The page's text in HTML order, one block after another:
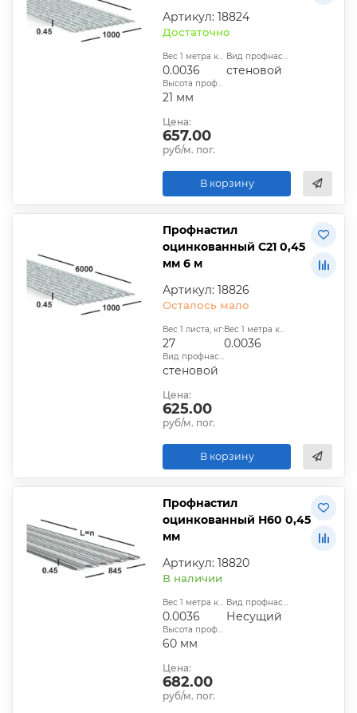
Артикул: 18824
Достаточно
Вес 1 метра квадратного, т:
0.0036
Вид профнастила:
стеновой
Высота профиля:
21 мм
Цена:
657.00
руб/м. пог.
В корзину
Профнастил
оцинкованный С21 0,45
мм 6 м
Артикул: 18826
Осталось мало
Вес 1 листа, кг:
27
Вес 1 метра квадратного, т:
0.0036
Вид профнастила:
стеновой
Цена:
625.00
руб/м. пог.
В корзину
Профнастил
оцинкованный Н60 0,45
мм
Артикул: 18820
В наличии
Вес 1 метра квадратного, т:
0.0036
Вид профнастила:
Несущий
Высота профиля:
60 мм
Цена:
682.00
руб/м. пог.